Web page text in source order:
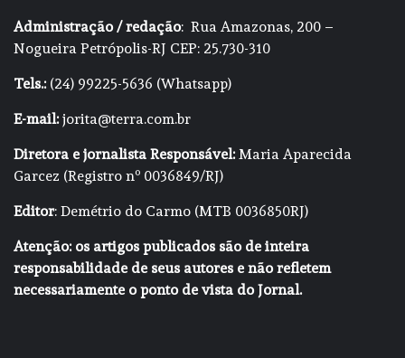
Administração / redação: Rua Amazonas, 200 –
Nogueira Petrópolis-RJ CEP: 25.730-310
Tels.:(24) 99225-5636 (Whatsapp)
E-mail:jorita@terra.com.br
Diretora e jornalista Responsável:Maria Aparecida
Garcez (Registro nº 0036849/RJ)
Editor: Demétrio do Carmo (MTB 0036850RJ)
Atenção: os artigos publicados são de inteira
responsabilidade de seus autores e não refletem
necessariamente o ponto de vista do Jornal.